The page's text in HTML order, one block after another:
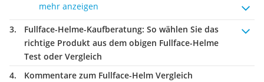
mehr anzeigen
Fullface-Helme-Kaufberatung: So wählen Sie das
richtige Produkt aus dem obigen Fullface-Helme
Test oder Vergleich
Kommentare zum Fullface-Helm Vergleich